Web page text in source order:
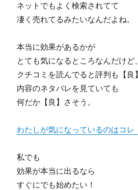
ネットでもよく検索されてて
凄く売れてるみたいなんだよね。
本当に効果があるかが
とても気になるところなんだけど、
クチコミを読んでると評判も【良
内容のネタバレを見ていても
何だか【良】さそう。
わたしが気になっているのはコレ
私でも
効果が本当に出るなら
すぐにでも始めたい！